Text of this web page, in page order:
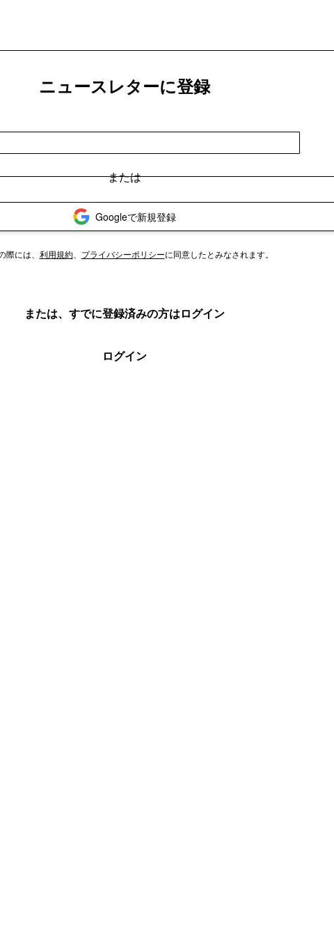
ニュースレターに登録
Googleで新規登録
際には、 利用規約、 プライバシーポリシーに同意したとみなされます。
または、すでに登録済みの方はログイン
ログイン